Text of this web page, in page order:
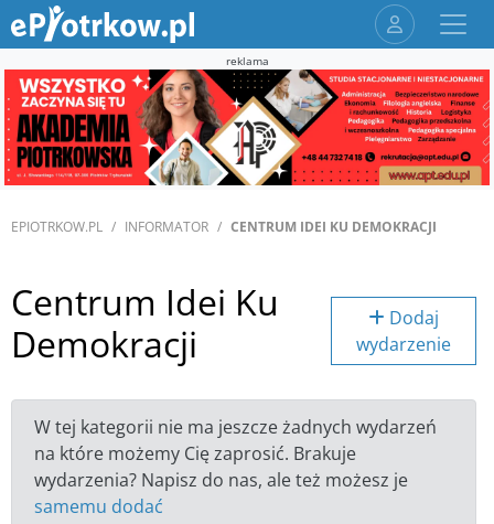
reklama
EPIOTRKOW.PL INFORMATOR CENTRUM IDEI KU DEMOKRACJI
Centrum Idei Ku
Demokracji
Dodaj
wydarzenie
W tej kategorii nie ma jeszcze żadnych wydarzeń
na które możemy Cię zaprosić. Brakuje
wydarzenia? Napisz do nas, ale też możesz je
samemu dodać